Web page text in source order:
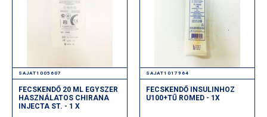
SAJAT1005607
FECSKENDŐ 20 ML EGYSZER
HASZNÁLATOS CHIRANA
INJECTA ST. - 1 X
SAJAT1017964
FECSKENDŐ INSULINHOZ
U100+TŰ ROMED - 1X